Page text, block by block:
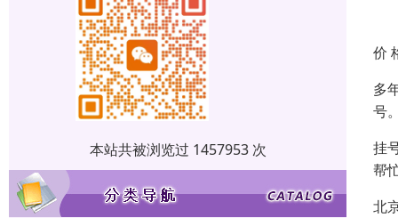
本站共被浏览过 1457953 次
价
多
号
挂
帮
北